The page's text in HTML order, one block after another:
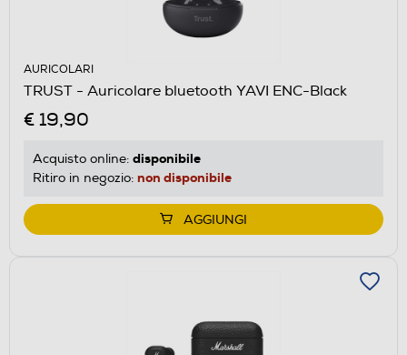
AURICOLARI
TRUST - Auricolare bluetooth YAVI ENC-Black
€ 19,90
Acquisto online: disponibile
Ritiro in negozio: non disponibile
AGGIUNGI